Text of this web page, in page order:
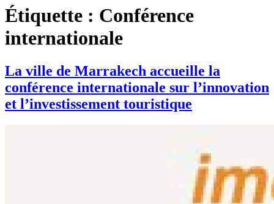
Étiquette : Conférence
internationale
La ville de Marrakech accueille la
conférence internationale sur l’innovation
et l’investissement touristique